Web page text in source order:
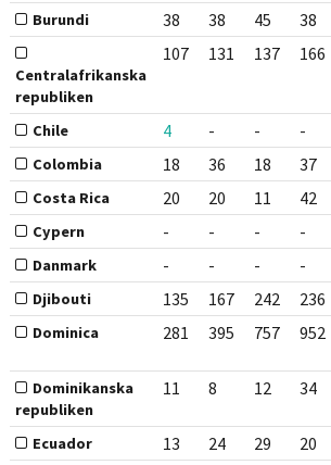
Burundi 38 38 45 38
Centralafrikanska
republiken
107 131 137 166
Chile 4 - - -
Colombia 18 36 18 37
Costa Rica 20 20 11 42
Cypern - - - -
Danmark - - - -
Djibouti 135 167 242 236
Dominica 281 395 757 952
Dominikanska
republiken
11 8 12 34
Ecuador 13 24 29 20